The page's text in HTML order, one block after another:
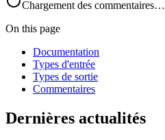
Chargement des commentaires…
On this page
Documentation
Types d'entrée
Types de sortie
Commentaires
Dernières actualités